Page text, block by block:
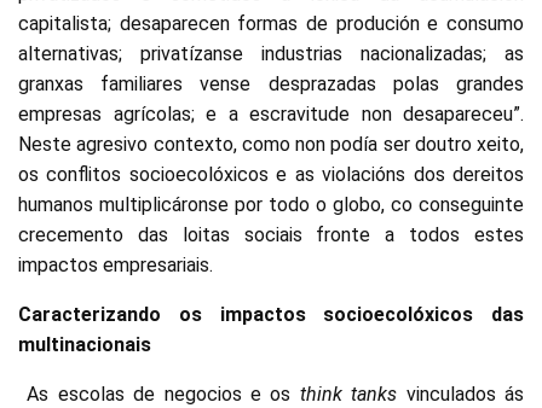
capitalista; desaparecen formas de produción e consumo
alternativas; privatízanse industrias nacionalizadas; as
granxas familiares vense desprazadas polas grandes
empresas agrícolas; e a escravitude non desapareceu”.
Neste agresivo contexto, como non podía ser doutro xeito,
os conflitos socioecolóxicos e as violacións dos dereitos
humanos multiplicáronse por todo o globo, co conseguinte
crecemento das loitas sociais fronte a todos estes
impactos empresariais.
Caracterizando os impactos socioecolóxicos das
multinacionais
As escolas de negocios e os think tanks vinculados ás